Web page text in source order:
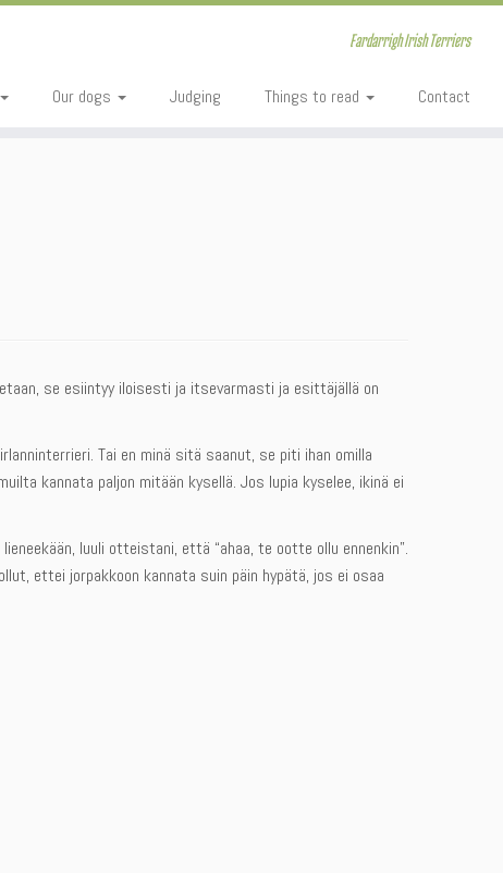
Fardarrigh Irish Terriers
Our dogs Judging Things to read Contact
se esiintyy iloisesti ja itsevarmasti ja esittäjällä on
Tai en minä sitä saanut, se piti ihan omilla
kannata paljon mitään kysellä. Jos lupia kyselee, ikinä ei
luuli otteistani, että “ahaa, te ootte ollu ennenkin”.
ettei jorpakkoon kannata suin päin hypätä, jos ei osaa